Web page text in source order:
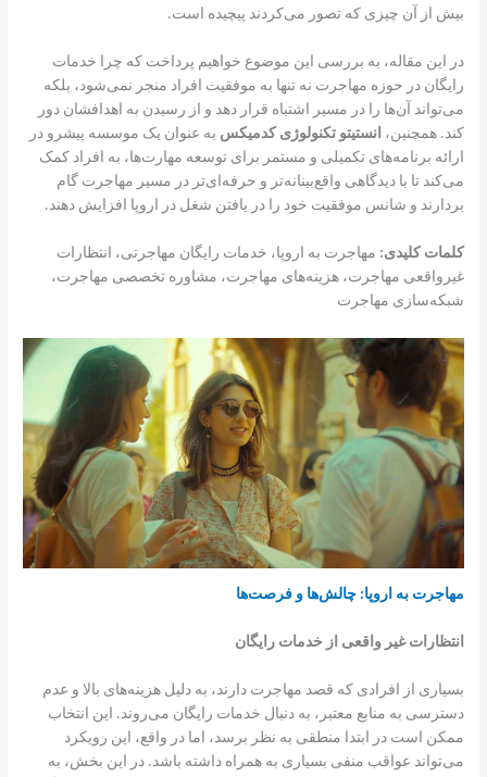
بیش از آن چیزی که تصور می‌کردند پیچیده است.
در این مقاله، به بررسی این موضوع خواهیم پرداخت که چرا خدمات
رایگان در حوزه مهاجرت نه تنها به موفقیت افراد منجر نمی‌شود، بلکه
می‌تواند آن‌ها را در مسیر اشتباه قرار دهد و از رسیدن به اهدافشان دور
کند. همچنین،
انستیتو تکنولوژی کدمیکس به عنوان یک موسسه پیشرو در
ارائه برنامه‌های تکمیلی و مستمر برای توسعه مهارت‌ها، به افراد کمک
می‌کند تا با دیدگاهی واقع‌بینانه‌تر و حرفه‌ای‌تر در مسیر مهاجرت گام
بردارند و شانس موفقیت خود را در یافتن شغل در اروپا افزایش دهند.
کلمات کلیدی: مهاجرت به اروپا، خدمات رایگان مهاجرتی، انتظارات
غیرواقعی مهاجرت، هزینه‌های مهاجرت، مشاوره تخصصی مهاجرت،
شبکه‌سازی مهاجرت
مهاجرت به اروپا: چالش‌ها و فرصت‌ها
انتظارات غیر واقعی از خدمات رایگان
بسیاری از افرادی که قصد مهاجرت دارند، به دلیل هزینه‌های بالا و عدم
دسترسی به منابع معتبر، به دنبال خدمات رایگان می‌روند. این انتخاب
ممکن است در ابتدا منطقی به نظر برسد، اما در واقع، این رویکرد
می‌تواند عواقب منفی بسیاری به همراه داشته باشد. در این بخش، به